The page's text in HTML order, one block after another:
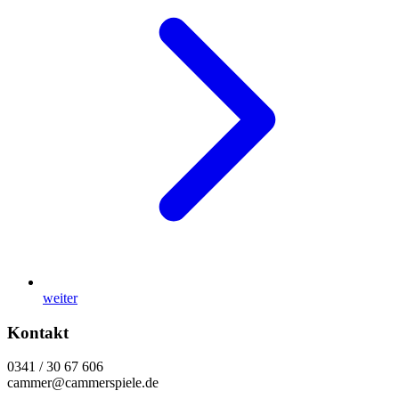
weiter
Kontakt
0341 / 30 67 606
cammer@cammerspiele.de